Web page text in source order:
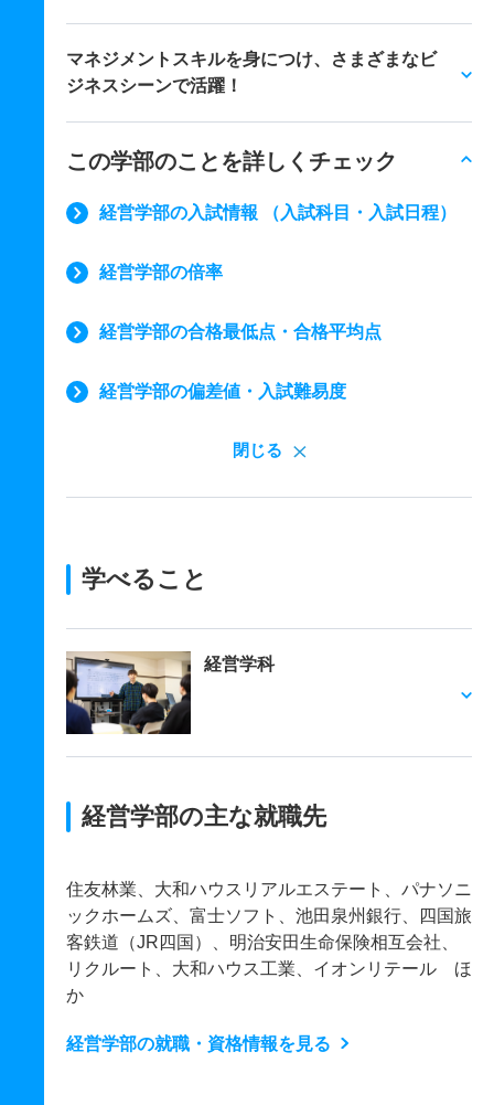
マネジメントスキルを身につけ、さまざまなビ
ジネスシーンで活躍！
この学部のことを詳しくチェック
経営学部の入試情報 （入試科目・入試日程）
経営学部の倍率
経営学部の合格最低点・合格平均点
経営学部の偏差値・入試難易度
閉じる
学べること
経営学科
経営学部の主な就職先
住友林業、大和ハウスリアルエステート、パナソニ
ックホームズ、富士ソフト、池田泉州銀行、四国旅
客鉄道（JR四国）、明治安田生命保険相互会社、
リクルート、大和ハウス工業、イオンリテール ほ
か
経営学部の就職・資格情報を見る